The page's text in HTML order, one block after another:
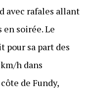
avec rafales allant
en soirée. Le
pour sa part des
h dans
de Fundy,